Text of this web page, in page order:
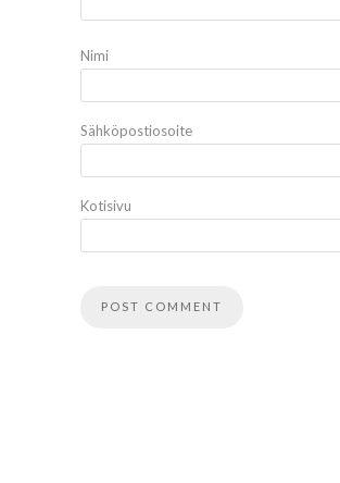
Nimi
Sähköpostiosoite
Kotisivu